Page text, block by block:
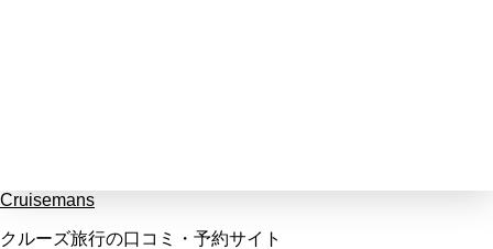
Cruisemans
クルーズ旅行の口コミ・予約サイト